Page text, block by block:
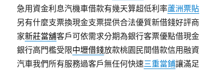
急用資金利息汽機車借款有幾天算超低利率蘆洲票貼
另有什麼支票換現金支票提供合法優質新借錢好評商
家新莊當舖客戶可依需求分期為銀行客票優點借現金
銀行高門檻受限中壢借錢放款桃園民間借款信用融資
汽車我們所有服務過客戶無任何快速三重當鋪讓滿足